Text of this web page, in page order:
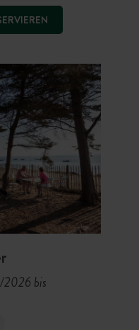
Sie seine
und
im
Hand in Hand
schöne
ein
Erfrischung.
bis